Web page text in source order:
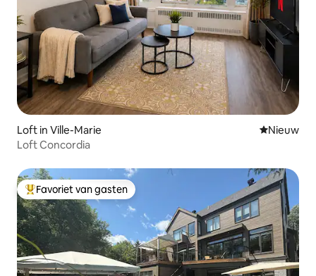
Loft in Ville-Marie Nieuwe
Nieuw
Loft Concordia
Topfavoriet van gasten
Favoriet van gasten